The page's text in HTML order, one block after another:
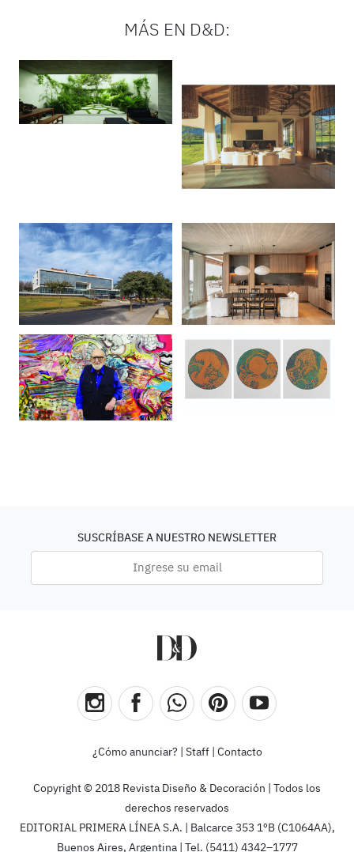
MÁS EN D&D:
SUSCRÍBASE A NUESTRO NEWSLETTER
¿Cómo anunciar? Staff| Contacto
Copyright © 2018 Revista Diseño & Decoración | Todos los
derechos reservados
EDITORIAL PRIMERA LÍNEA S.A. | Balcarce 353 1ºB (C1064AA),
Buenos Aires, Argentina | Tel. (5411) 4342–1777